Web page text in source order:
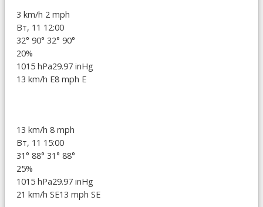
3 km/h 2 mph
Вт, 11 12:00
32° 90° 32° 90°
20%
1015 hPa29.97 inHg
13 km/h E8 mph E
13 km/h 8 mph
Вт, 11 15:00
31° 88° 31° 88°
25%
1015 hPa29.97 inHg
21 km/h SE13 mph SE